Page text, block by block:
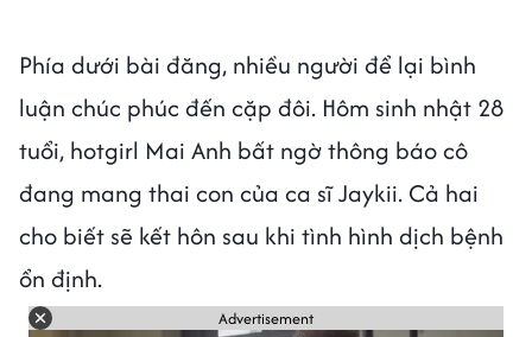
Phía dưới bài đăng, nhiều người để lại bình
luận chúc phúc đến cặp đôi. Hôm sinh nhật 28
tuổi, hotgirl Mai Anh bất ngờ thông báo cô
đang mang thai con của ca sĩ Jaykii. Cả hai
cho biết sẽ kết hôn sau khi tình hình dịch bệnh
ổn định.
Advertisement